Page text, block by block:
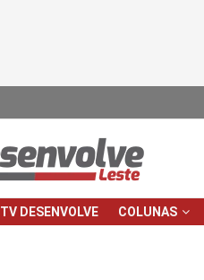
TV DESENVOLVE COLUNAS